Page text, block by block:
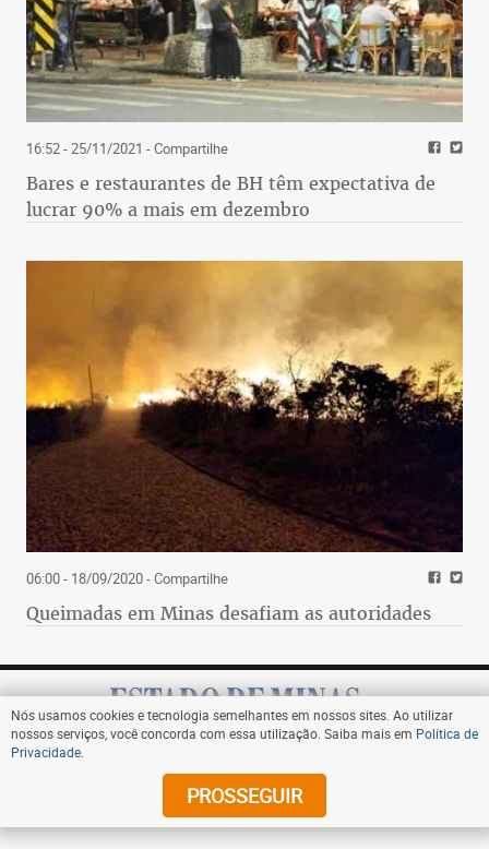
16:52 - 25/11/2021 - Compartilhe
Bares e restaurantes de BH têm expectativa de
lucrar 90% a mais em dezembro
06:00 - 18/09/2020- Compartilhe
Queimadas em Minas desafiam as autoridades
Assine
Nós usamos cookies e tecnologia semelhantes em nossos sites. Ao utilizar
nossos serviços, você concorda com essa utilização. Saiba mais em Política de
Privacidade
PROSSEGUIR